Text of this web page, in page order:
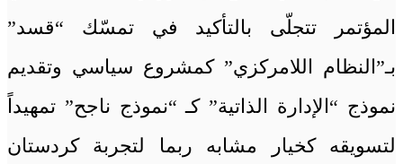
المؤتمر تتجلّى بالتأكيد في تمسّك “قسد”
بـ”النظام اللامركزي” كمشروع سياسي وتقديم
نموذج “الإدارة الذاتية” كـ “نموذج ناجح” تمهيداً
لتسويقه كخيار مشابه ربما لتجربة كردستان